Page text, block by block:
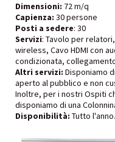
Dimensioni: 72 m/q
Capienza: 30 persone
Posti a sedere: 30
Servizi: Tavolo per
wireless, Cavo HDMI con
condizionata,
Altri servizi: Disponiamo
aperto al pubblico e non
Inoltre, per i nostri Ospiti
disponiamo di una
Disponibilità: Tutto l'anno.